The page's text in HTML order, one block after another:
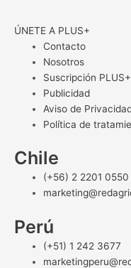
ÚNETE A PLUS+
Contacto
Nosotros
Suscripción PLUS+
Publicidad
Aviso de
Política de
Chile
(+56) 2 2201 0550
Perú
(+51) 1 242 3677